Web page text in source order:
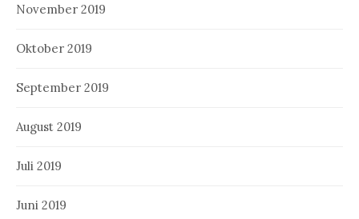
November 2019
Oktober 2019
September 2019
August 2019
Juli 2019
Juni 2019